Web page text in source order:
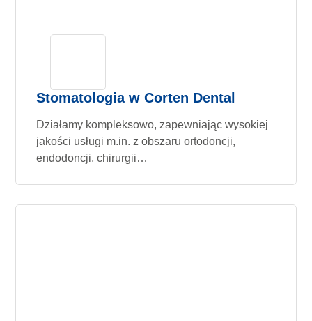
Stomatologia w Corten Dental
Działamy kompleksowo, zapewniając wysokiej
jakości usługi m.in. z obszaru ortodoncji,
endodoncji, chirurgii…